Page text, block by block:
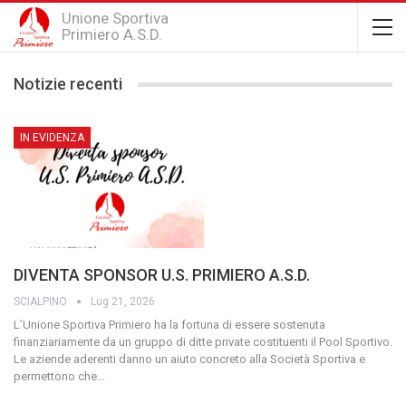
Unione Sportiva
Primiero A.S.D.
Notizie recenti
IN EVIDENZA
DIVENTA SPONSOR U.S. PRIMIERO A.S.D.
SCIALPINO Lug 21, 2026
L’Unione Sportiva Primiero ha la fortuna di essere sostenuta
finanziariamente da un gruppo di ditte private costituenti il Pool Sportivo.
Le aziende aderenti danno un aiuto concreto alla Società Sportiva e
permettono che…